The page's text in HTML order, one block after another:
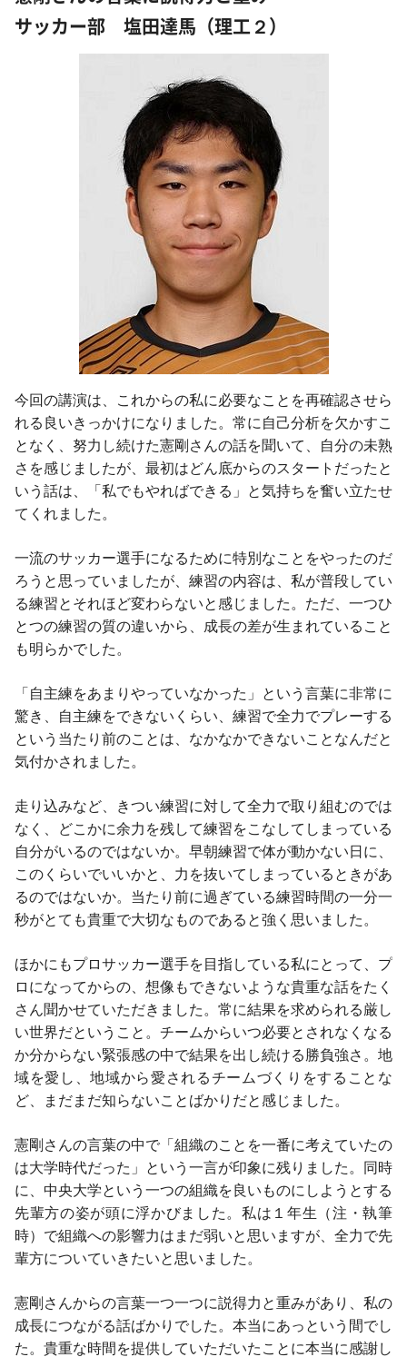
サッカー部 塩田達馬（理工２）
今回の講演は、これからの私に必要なことを再確認させら
れる良いきっかけになりました。常に自己分析を欠かすこ
となく、努力し続けた憲剛さんの話を聞いて、自分の未熟
さを感じましたが、最初はどん底からのスタートだったと
いう話は、「私でもやればできる」と気持ちを奮い立たせ
てくれました。
一流のサッカー選手になるために特別なことをやったのだ
ろうと思っていましたが、練習の内容は、私が普段してい
る練習とそれほど変わらないと感じました。ただ、一つひ
とつの練習の質の違いから、成長の差が生まれていること
も明らかでした。
「自主練をあまりやっていなかった」という言葉に非常に
驚き、自主練をできないくらい、練習で全力でプレーする
という当たり前のことは、なかなかできないことなんだと
気付かされました。
走り込みなど、きつい練習に対して全力で取り組むのでは
なく、どこかに余力を残して練習をこなしてしまっている
自分がいるのではないか。早朝練習で体が動かない日に、
このくらいでいいかと、力を抜いてしまっているときがあ
るのではないか。当たり前に過ぎている練習時間の一分一
秒がとても貴重で大切なものであると強く思いました。
ほかにもプロサッカー選手を目指している私にとって、プ
ロになってからの、想像もできないような貴重な話をたく
さん聞かせていただきました。常に結果を求められる厳し
い世界だということ。チームからいつ必要とされなくなる
か分からない緊張感の中で結果を出し続ける勝負強さ。地
域を愛し、地域から愛されるチームづくりをすることな
ど、まだまだ知らないことばかりだと感じました。
憲剛さんの言葉の中で「組織のことを一番に考えていたの
は大学時代だった」という一言が印象に残りました。同時
に、中央大学という一つの組織を良いものにしようとする
先輩方の姿が頭に浮かびました。私は１年生（注・執筆
時）で組織への影響力はまだ弱いと思いますが、全力で先
輩方についていきたいと思いました。
憲剛さんからの言葉一つ一つに説得力と重みがあり、私の
成長につながる話ばかりでした。本当にあっという間でし
た。貴重な時間を提供していただいたことに本当に感謝し